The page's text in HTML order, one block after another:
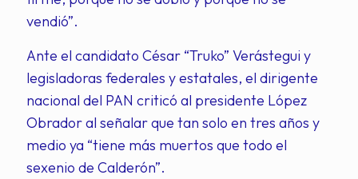
vendió”.
Ante el candidato César “Truko” Verástegui y
legisladoras federales y estatales, el dirigente
nacional del PAN criticó al presidente López
Obrador al señalar que tan solo en tres años y
medio ya “tiene más muertos que todo el
sexenio de Calderón”.